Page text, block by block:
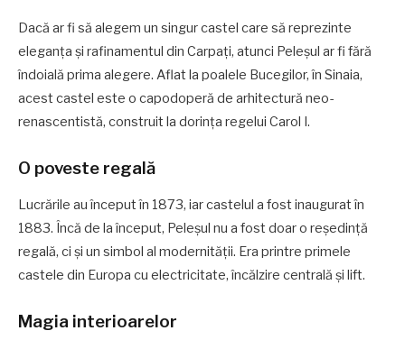
Dacă ar fi să alegem un singur castel care să reprezinte
eleganța și rafinamentul din Carpați, atunci Peleșul ar fi fără
îndoială prima alegere. Aflat la poalele Bucegilor, în Sinaia,
acest castel este o capodoperă de arhitectură neo-
renascentistă, construit la dorința regelui Carol I.
O poveste regală
Lucrările au început în 1873, iar castelul a fost inaugurat în
1883. Încă de la început, Peleșul nu a fost doar o reședință
regală, ci și un simbol al modernității. Era printre primele
castele din Europa cu electricitate, încălzire centrală și lift.
Magia interioarelor